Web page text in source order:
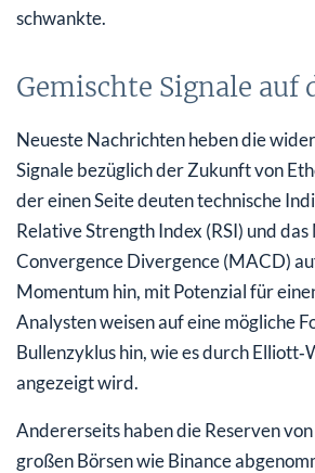
schwankte.
Gemischte Signale auf
Neueste Nachrichten heben die
Signale bezüglich der Zukunft von
der einen Seite deuten technische
Relative Strength Index (RSI) und
Convergence Divergence (MACD)
Momentum hin, mit Potenzial für
Analysten weisen auf eine mögliche
Bullenzyklus hin, wie es durch
angezeigt wird.
Andererseits haben die Reserven
großen Börsen wie Binance